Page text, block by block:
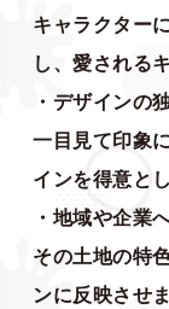
キャラクター
し、愛される
・デザインの
一目見て印象
インを得意と
・地域や企業
その土地の特
ンに反映させま